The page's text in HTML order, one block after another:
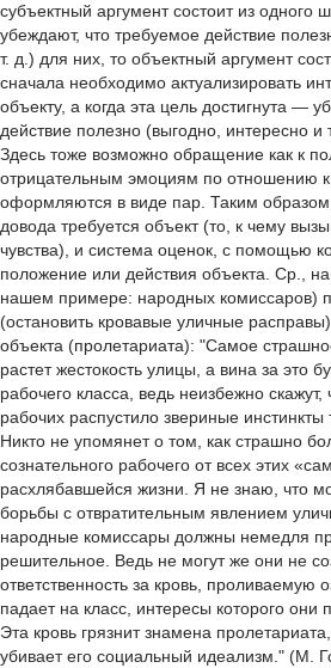
субъектный аргумент состоит из одного
убеждают, что требуемое действие
т. д.) для них, то объектный аргумент
сначала необходимо актуализировать
объекту, а когда эта цель достигнута —
действие полезно (выгодно, интересно и
Здесь тоже возможно обращение как к
отрицательным эмоциям по отношению к
оформляются в виде пар. Таким
довода требуется объект (то, к чему
чувства), и система оценок, с помощью
положение или действия объекта. Ср.,
нашем примере: народных комиссаров)
(остановить кровавые уличные
объекта (пролетариата): "Самое
растет жестокость улицы, а вина за это
рабочего класса, ведь неизбежно скажут,
рабочих распустило звериные
Никто не упомянет о том, как страшно
сознательного рабочего от всех этих
расхлябавшейся жизни. Я не знаю, что
борьбы с отвратительным явлением
народные комиссары должны немедля
решительное. Ведь не могут же они не
ответственность за кровь, проливаемую
падает на класс, интересы которого они
Эта кровь грязнит знамена
убивает его социальный идеализм." (М.